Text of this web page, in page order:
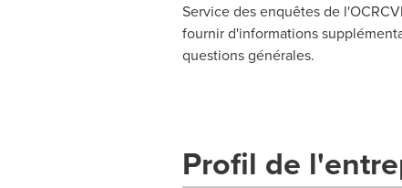
Service des enquêtes de
fournir d'informations
questions générales.
Profil de